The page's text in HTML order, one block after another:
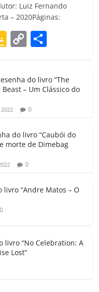
Luiz Fernando
– 2020Páginas:
G
gl
e
Cl
a
ss
ro
o
C
p
y
Li
k
m
p
h
ar
do livro “The
– Um Clássico do
0
do livro “Caubói do
morte de Dimebag
0
“Andre Matos – O
0
livro “No Celebration: A
Lost”